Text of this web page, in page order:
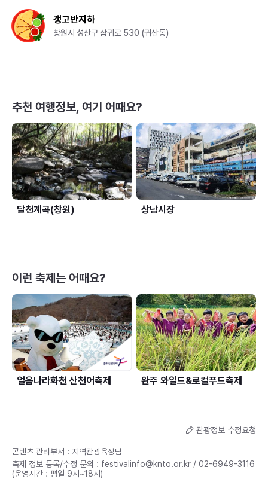
갱고반지하
창원시 성산구 삼귀로 530 (귀산동)
추천 여행정보, 여기 어때요?
달천계곡(창원) 상남시장
이런 축제는 어때요?
얼음나라화천 산천어축제 완주 와일드&로컬푸드축제
콘텐츠 관리부서 : 지역관광육성팀
축제 정보 등록/수정 문의 : festivalinfo@knto.or.kr / 02-6949-3116
(운영시간 : 평일 9시~18시)
관광정보 수정요청